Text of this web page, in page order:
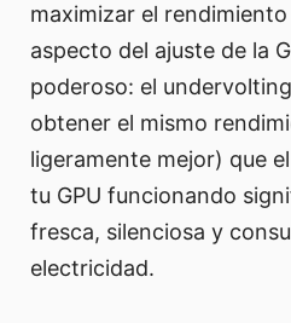
maximizar el
aspecto del ajuste de la
poderoso: el
obtener el mismo
ligeramente mejor) que
tu GPU funcionando
fresca, silenciosa y
electricidad.